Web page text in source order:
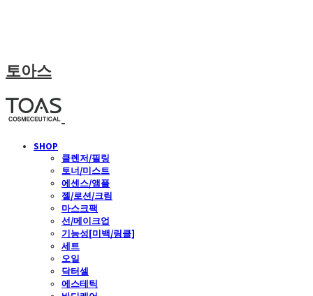
토아스
SHOP
클렌저/필링
토너/미스트
에센스/앰플
젤/로션/크림
마스크팩
선/메이크업
기능성[미백/링클]
세트
오일
닥터셀
에스테틱